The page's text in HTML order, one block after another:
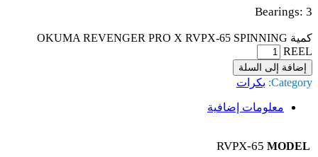
Bearings: 3
كمية OKUMA REVENGER PRO X RVPX-65 SPINNING
REEL
إضافة إلى السلة
Category: بكرات
معلومات إضافية
MODEL
RVPX-65